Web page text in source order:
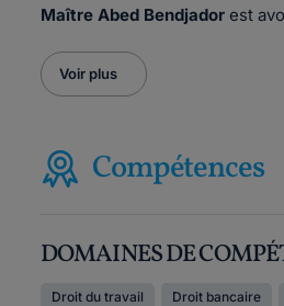
Maître Abed Bendjador est
Voir plus
Compétences
DOMAINES DE
Droit du travail Droit bancaire